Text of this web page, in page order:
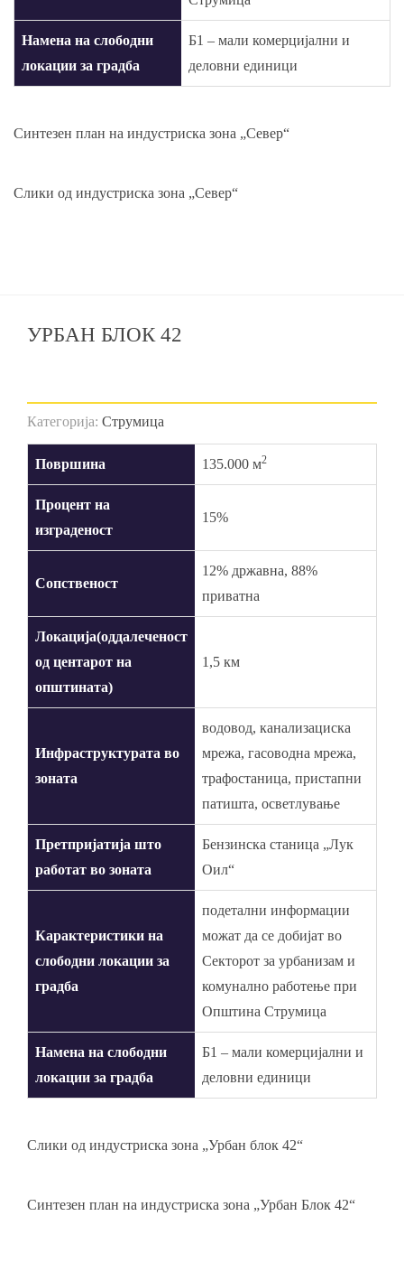
Намена на слободни
локации за градба
Б1 – мали комерцијални и
деловни единици
Синтезен план на индустриска зона „Север“
Слики од индустриска зона „Север“
УРБАН БЛОК 42
Категорија: Струмица
Површина 135.000 м2
Процент на
изграденост
15%
Сопственост
12% државна, 88%
приватна
Локација(оддалеченост
од центарот на
општината)
1,5 км
Инфраструктурата во
зоната
водовод, канализациска
мрежа, гасоводна мрежа,
трафостаница, пристапни
патишта, осветлување
Претпријатија што
работат во зоната
Бензинска станица „Лук
Оил“
Карактеристики на
слободни локации за
градба
подетални информации
можат да се добијат во
Секторот за урбанизам и
комунално работење при
Општина Струмица
Намена на слободни
локации за градба
Б1 – мали комерцијални и
деловни единици
Слики од индустриска зона „Урбан блок 42“
Синтезен план на индустриска зона „Урбан Блок 42“